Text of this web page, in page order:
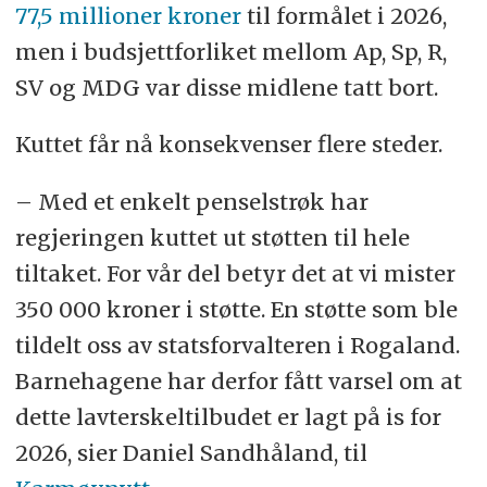
77,5 millioner kronertil formålet i 2026,
men i budsjettforliket mellom Ap, Sp, R,
SV og MDG var disse midlene tatt bort.
Kuttet får nå konsekvenser flere steder.
– Med et enkelt penselstrøk har
regjeringen kuttet ut støtten til hele
tiltaket. For vår del betyr det at vi mister
350 000 kroner i støtte. En støtte som ble
tildelt oss av statsforvalteren i Rogaland.
Barnehagene har derfor fått varsel om at
dette lavterskeltilbudet er lagt på is for
2026, sier Daniel Sandhåland, til